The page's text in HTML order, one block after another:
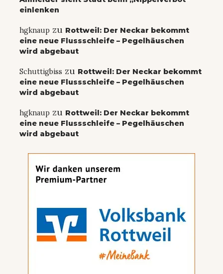
einlenken
hgknaup zu Rottweil: Der Neckar bekommt
eine neue Flussschleife – Pegelhäuschen
wird abgebaut
Schuttigbiss zu Rottweil: Der Neckar bekommt
eine neue Flussschleife – Pegelhäuschen
wird abgebaut
hgknaup zu Rottweil: Der Neckar bekommt
eine neue Flussschleife – Pegelhäuschen
wird abgebaut